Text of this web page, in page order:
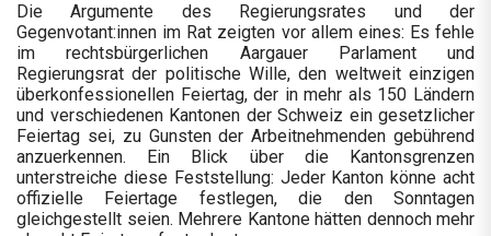
Die Argumente des Regierungsrates und der
Gegenvotant:innen im Rat zeigten vor allem eines: Es fehle
im rechtsbürgerlichen Aargauer Parlament und
Regierungsrat der politische Wille, den weltweit einzigen
überkonfessionellen Feiertag, der in mehr als 150 Ländern
und verschiedenen Kantonen der Schweiz ein gesetzlicher
Feiertag sei, zu Gunsten der Arbeitnehmenden gebührend
anzuerkennen. Ein Blick über die Kantonsgrenzen
unterstreiche diese Feststellung: Jeder Kanton könne acht
offizielle Feiertage festlegen, die den Sonntagen
gleichgestellt seien. Mehrere Kantone hätten dennoch mehr